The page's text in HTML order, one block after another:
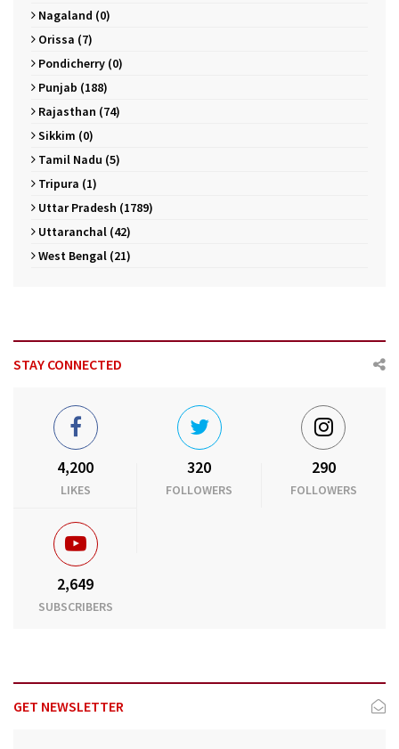
Nagaland (0)
Orissa (7)
Pondicherry (0)
Punjab (188)
Rajasthan (74)
Sikkim (0)
Tamil Nadu (5)
Tripura (1)
Uttar Pradesh (1789)
Uttaranchal (42)
West Bengal (21)
STAY CONNECTED
4,200
LIKES
320
FOLLOWERS
290
FOLLOWERS
2,649
SUBSCRIBERS
GET NEWSLETTER